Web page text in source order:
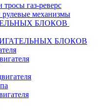
тросы газ-реверс
рулевые механизмы
БЛОКОВ
БЛОКОВ